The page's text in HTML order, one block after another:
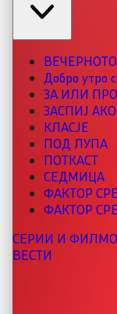
Добро утро
ЗА ИЛИ
ЗАСПИЈ
КЛАСЈЕ
ПОД ЛУПА
ПОТКАСТ
СЕДМИЦА
ФАКТОР
ФАКТОР
СЕРИИ И
ВЕСТИ